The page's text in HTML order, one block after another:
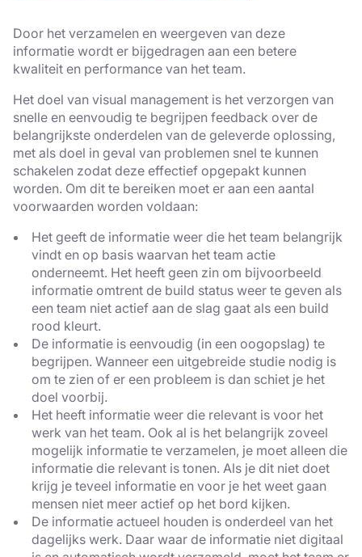
Door het verzamelen en weergeven van deze
informatie wordt er bijgedragen aan een betere
kwaliteit en performance van het team.
Het doel van visual management is het verzorgen van
snelle en eenvoudig te begrijpen feedback over de
belangrijkste onderdelen van de geleverde oplossing,
met als doel in geval van problemen snel te kunnen
schakelen zodat deze effectief opgepakt kunnen
worden. Om dit te bereiken moet er aan een aantal
voorwaarden worden voldaan:
Het geeft de informatie weer die het team belangrijk
vindt en op basis waarvan het team actie
onderneemt. Het heeft geen zin om bijvoorbeeld
informatie omtrent de build status weer te geven als
een team niet actief aan de slag gaat als een build
rood kleurt.
De informatie is eenvoudig (in een oogopslag) te
begrijpen. Wanneer een uitgebreide studie nodig is
om te zien of er een probleem is dan schiet je het
doel voorbij.
Het heeft informatie weer die relevant is voor het
werk van het team. Ook al is het belangrijk zoveel
mogelijk informatie te verzamelen, je moet alleen die
informatie die relevant is tonen. Als je dit niet doet
krijg je teveel informatie en voor je het weet gaan
mensen niet meer actief op het bord kijken.
De informatie actueel houden is onderdeel van het
dagelijks werk. Daar waar de informatie niet digitaal